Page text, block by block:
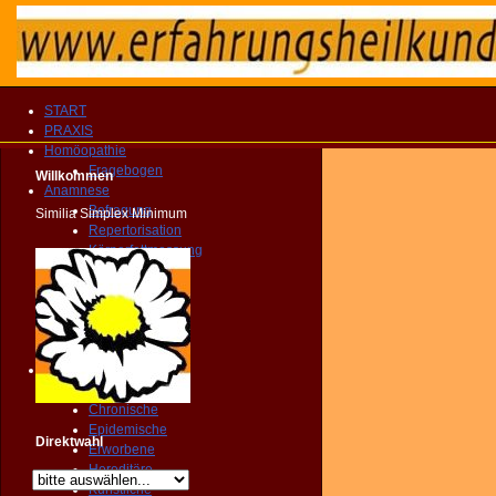
START
PRAXIS
Homöopathie
Fragebogen
Anamnese
Befragung
Repertorisation
Körperfettmessung
Geopathologie
Farbenspiegel
Florastatus
Zahnstatus
Dynamik
Krankheit
Akute
Chronische
Epidemische
Erworbene
Hereditäre
Künstliche
Willkommen
Similia Simplex Minimum
Direktwahl